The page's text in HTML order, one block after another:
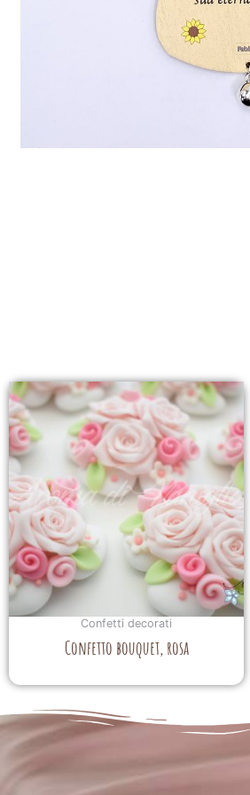
Confetti decorati
Confetto bouquet, rosa